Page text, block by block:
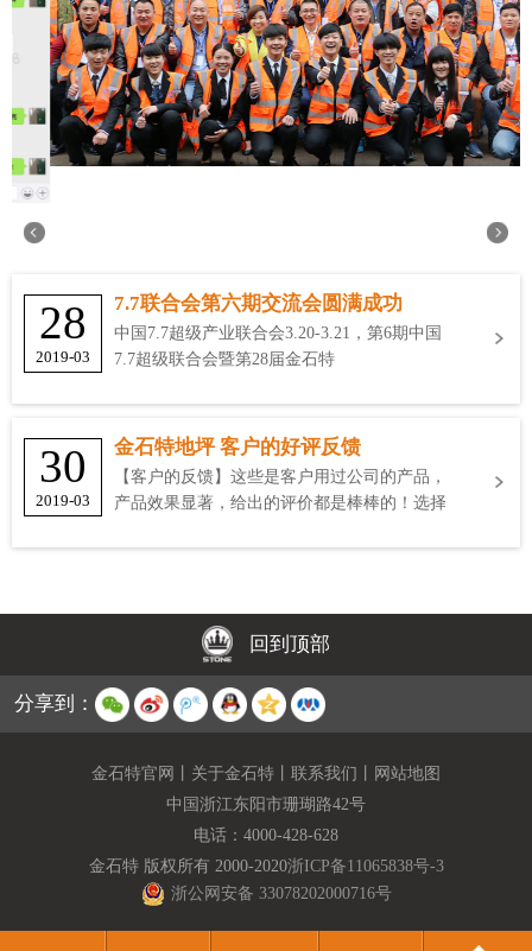
28
2019-03
7.7联合会第六期交流会圆满成功
中国7.7超级产业联合会3.20-3.21，第6期中国
7.7超级联合会暨第28届金石特
30
2019-03
金石特地坪 客户的好评反馈
【客户的反馈】这些是客户用过公司的产品，
产品效果显著，给出的评价都是棒棒的！选择
回到顶部
分享到：
金石特官网 关于金石特 联系我们
网站地图
中国浙江东阳市珊瑚路42号
电话： 4000-428-628
金石特 版权所有 2000-2020浙ICP备11065838号-3
浙公网安备 33078202000716号